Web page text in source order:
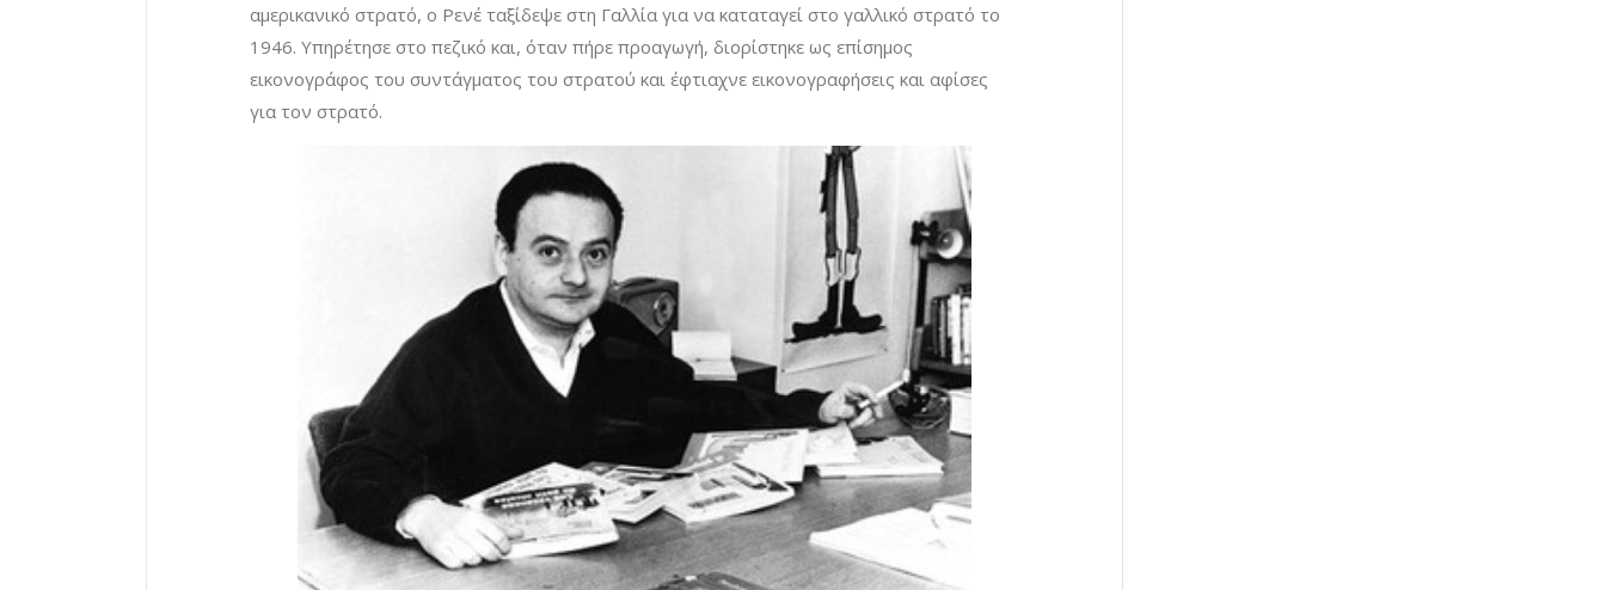
αμερικανικό στρατό, ο Ρενέ ταξίδεψε στη Γαλλία για να καταταγεί στο γαλλικό στρατό το
1946. Υπηρέτησε στο πεζικό και, όταν πήρε προαγωγή, διορίστηκε ως επίσημος
εικονογράφος του συντάγματος του στρατού και έφτιαχνε εικονογραφήσεις και αφίσες
για τον στρατό.